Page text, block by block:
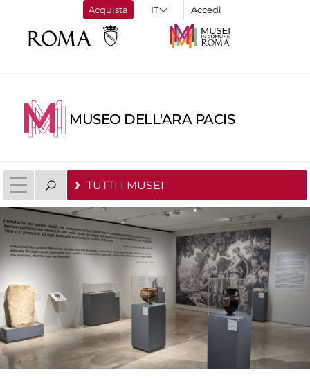
Acquista Accedi
MUSEO DELL'ARA PACIS
TUTTI I MUSEI